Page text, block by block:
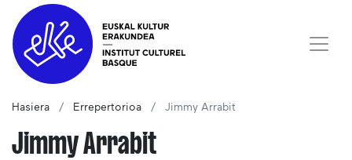
Hasiera Errepertorioa Jimmy Arrabit
Jimmy Arrabit